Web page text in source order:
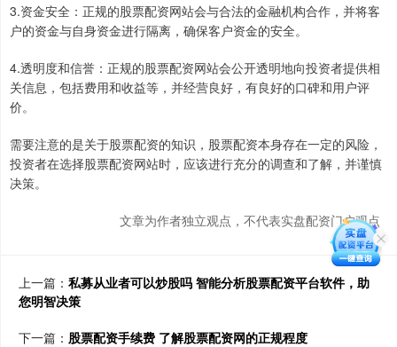
3.资金安全：正规的股票配资网站会与合法的金融机构合作，并将客
户的资金与自身资金进行隔离，确保客户资金的安全。
4.透明度和信誉：正规的股票配资网站会公开透明地向投资者提供相
关信息，包括费用和收益等，并经营良好，有良好的口碑和用户评
价。
需要注意的是关于股票配资的知识，股票配资本身存在一定的风险，
投资者在选择股票配资网站时，应该进行充分的调查和了解，并谨慎
决策。
文章为作者独立观点，不代表实盘配资门户观点
上一篇： 私募从业者可以炒股吗 智能分析股票配资平台软件，助
您明智决策
下一篇： 股票配资手续费 了解股票配资网的正规程度